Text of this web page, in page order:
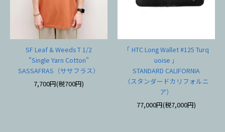
SF Leaf & Weeds T 1/2
"Single Yarn Cotton"
SASSAFRAS（ササフラス）
7,700円(税700円)
「 HTC Long Wallet #125 Turq
uoise 」
STANDARD CALIFORNIA
（スタンダードカリフォルニ
ア）
77,000円(税7,000円)